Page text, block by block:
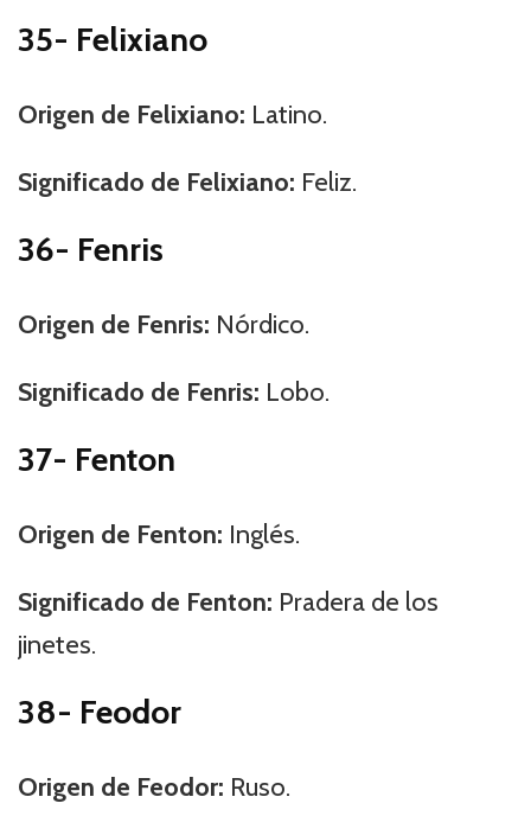
35- Felixiano
Origen de Felixiano: Latino.
Significado de Felixiano: Feliz.
36- Fenris
Origen de Fenris: Nórdico.
Significado de Fenris: Lobo.
37- Fenton
Origen de Fenton: Inglés.
Significado de Fenton: Pradera de los
jinetes.
38- Feodor
Origen de Feodor: Ruso.